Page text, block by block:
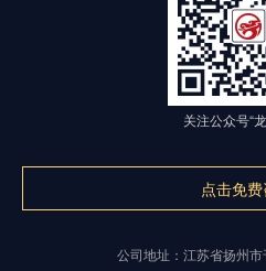
关注公众号“
点击免
公司地址：江苏省扬州